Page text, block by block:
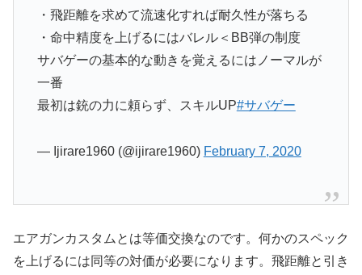
・飛距離を求めて流速化すれば耐久性が落ちる
・命中精度を上げるにはバレル＜BB弾の制度
サバゲーの基本的な動きを覚えるにはノーマルが
一番
最初は銃の力に頼らず、スキルUP#サバゲー
— Ijirare1960 (@ijirare1960) February 7, 2020
エアガンカスタムとは等価交換なのです。何かのスペック
を上げるには同等の対価が必要になります。飛距離と引き